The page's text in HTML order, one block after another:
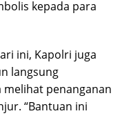
kepada para
ini, Kapolri juga
langsung
penanganan
“Bantuan ini